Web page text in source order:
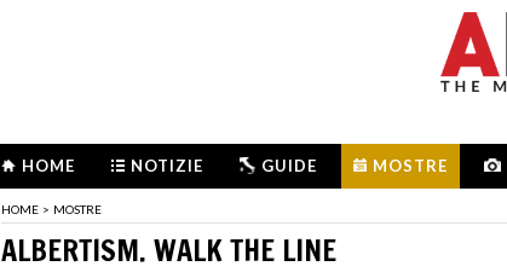
HOME NOTIZIE GUIDE MOSTRE
HOME > MOSTRE
ALBERTISM. WALK THE LINE